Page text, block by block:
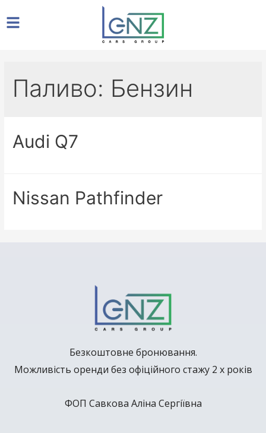
Паливо: Бензин
Audi Q7
Nissan Pathfinder
Безкоштовне бронювання.
Можливість оренди без офіційного стажу 2 х років
ФОП Савкова Аліна Сергіївна